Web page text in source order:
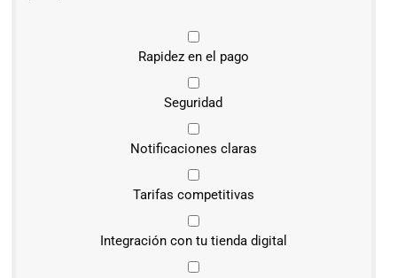
Rapidez en el pago
Seguridad
Notificaciones claras
Tarifas competitivas
Integración con tu tienda digital